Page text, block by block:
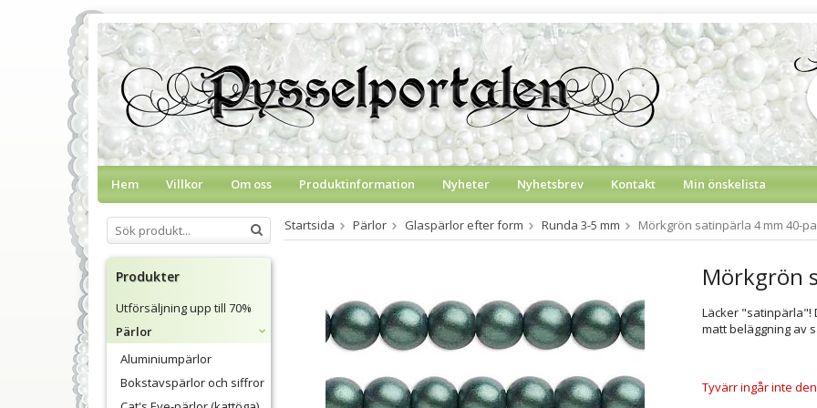
Hem Villkor Om oss Produktinformation Nyheter Nyhetsbrev Kontakt Min önskelista
Produkter
Utförsäljning upp till 70%
Pärlor
Aluminiumpärlor
Bokstavspärlor och siffror
Startsida Pärlor Glaspärlor efter form Runda 3-5 mm Mörkgrön satinpärla 4 mm 40-
Mörkgrön
Läcker "satinpärla"!
matt beläggning av
Tyvärr ingår inte